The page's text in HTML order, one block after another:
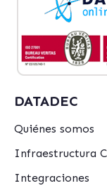
DATADEC
Quiénes somos
Infraestructura
Integraciones